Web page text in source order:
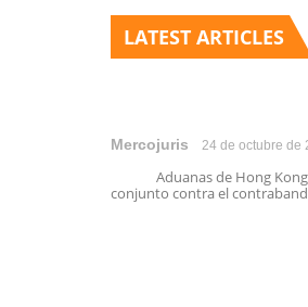
LATEST ARTICLES
Mercojuris 24 de octubre de
Aduanas de Hong Kong
conjunto contra el